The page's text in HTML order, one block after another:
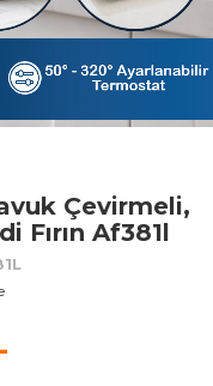
Çevirmeli,
Fırın Af381l